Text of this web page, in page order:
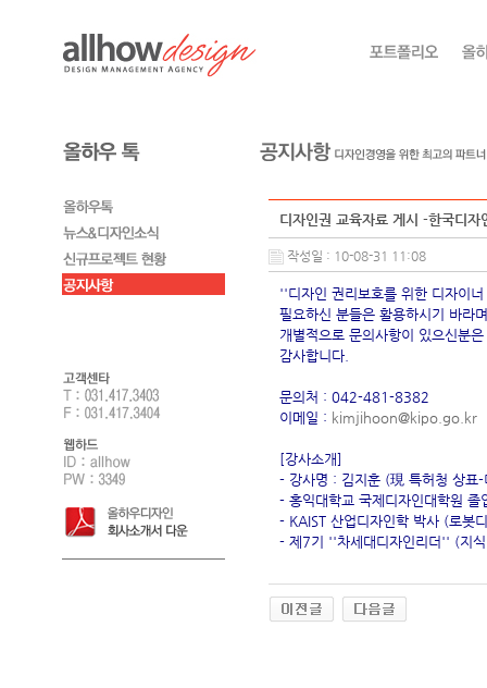
디자인권 교육자료 게시 -한국디자
작성일 : 10-08-31 11:08
''디자인 권리보호를 위한 디자이
필요하신 분들은 활용하시기 바라
개별적으로 문의사항이 있으신분
감사합니다.
문의처 : 042-481-8382
이메일 : kimjihoon@kipo.go.kr
[강사소개]
- 강사명 : 김지훈 (現 특허청 상표
- 홍익대학교 국제디자인대학원 졸
- KAIST 산업디자인학 박사 (로봇
- 제7기 ''차세대디자인리더'' (지